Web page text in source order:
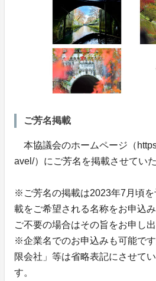
ご芳名掲載
本協議会のホームページ（
avel/）にご芳名を掲載させていた
※ご芳名の掲載は2023年7月頃
載をご希望される名称をお申込
ご不要の場合はその旨をお申し出
※企業名でのお申込みも可能で
限会社」等は省略表記にさせて
す。